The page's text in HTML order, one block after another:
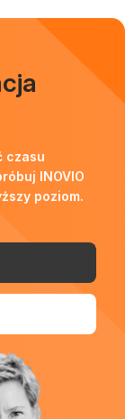
czasu
INOVIO
poziom.